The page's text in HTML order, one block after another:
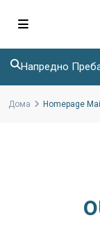
Напредно
Дома Homepage